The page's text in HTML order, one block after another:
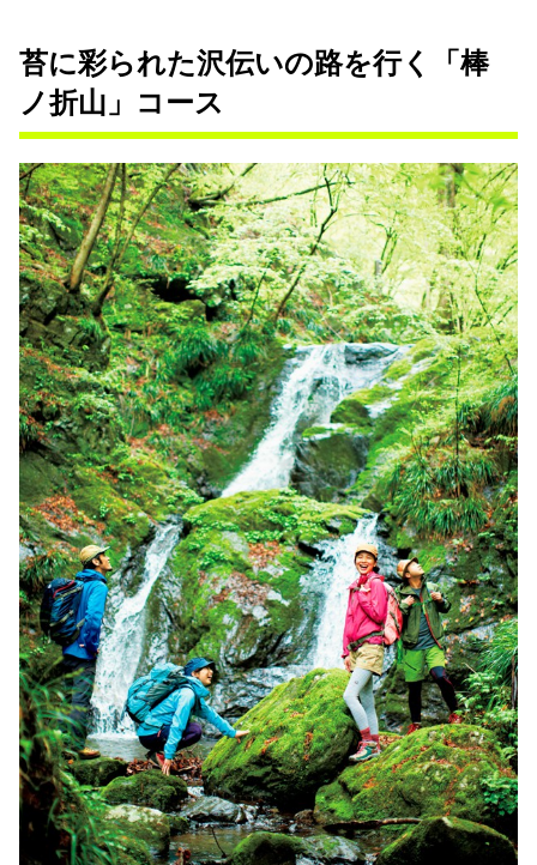
苔に彩られた沢伝いの路を行く「棒
ノ折山」コース